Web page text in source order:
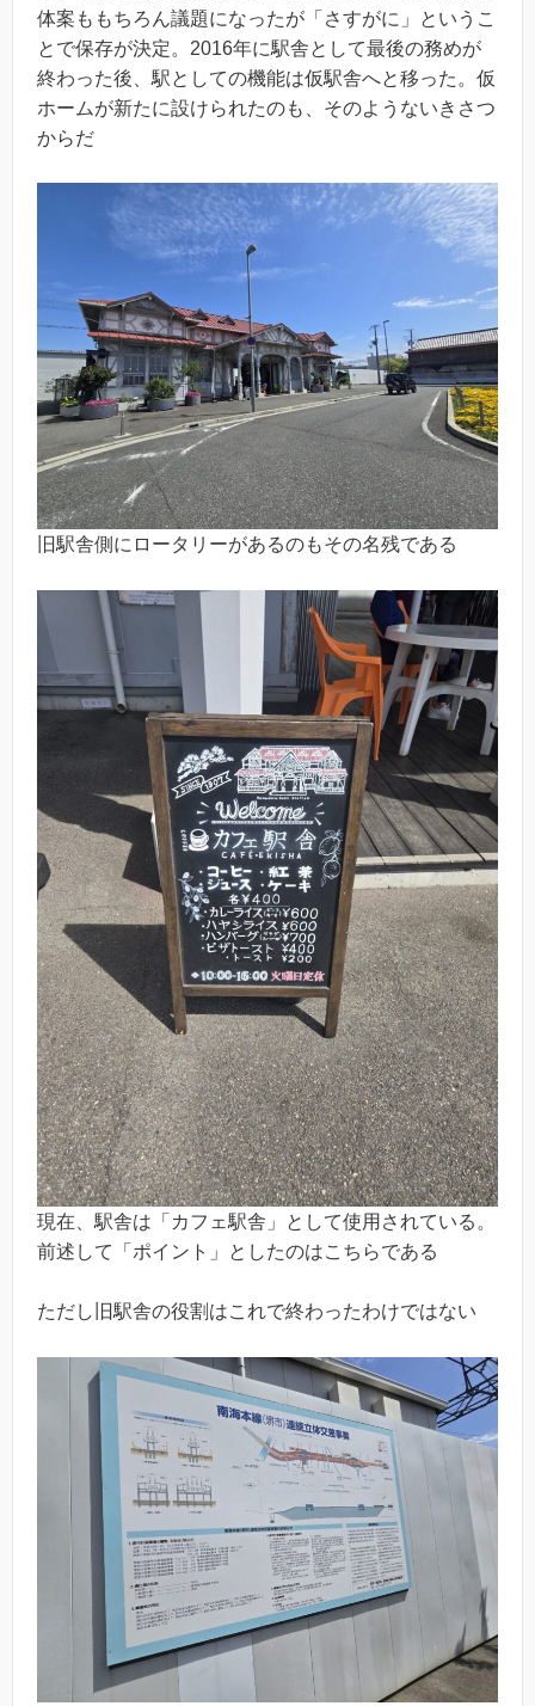
体案ももちろん議題になったが「さすがに」というこ
とで保存が決定。2016年に駅舎として最後の務めが
終わった後、駅としての機能は仮駅舎へと移った。仮
ホームが新たに設けられたのも、そのようないきさつ
からだ
旧駅舎側にロータリーがあるのもその名残である
現在、駅舎は「カフェ駅舎」として使用されている。
前述して「ポイント」としたのはこちらである
ただし旧駅舎の役割はこれで終わったわけではない